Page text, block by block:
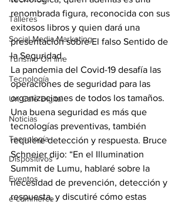
Talleres
Social Media Marketing
Turismo On line
Tecnología
Un Café Digital
Noticias
Tecnología
Dispositivos
Eventos
e-commerce
renombrada figura, reconocida con sus
exitosos libros y quien dará una
presentación sobre El falso Sentido de
la Seguridad.
La pandemia del Covid-19 desafía las
operaciones de seguridad para las
organizaciones de todos los tamaños.
Una buena seguridad es más que
tecnologías preventivas, también
requiere detección y respuesta. Bruce
Schneier dijo: “En el Illumination
Summit de Lumu, hablaré sobre la
necesidad de prevención, detección y
respuesta, y discutiré cómo estas